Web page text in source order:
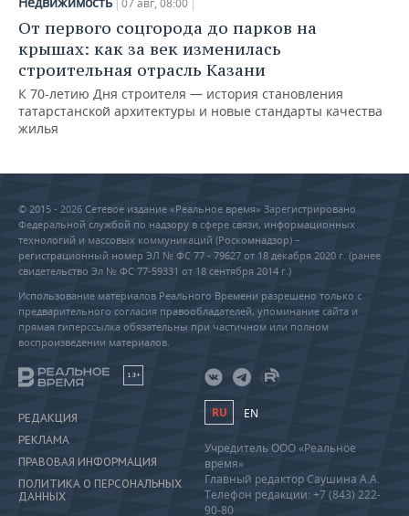
07 авг, 08:00
От первого соцгорода до парков на
крышах: как за век изменилась
строительная отрасль Казани
К 70-летию Дня строителя — история становления
татарстанской архитектуры и новые стандарты качества
жилья
© 2015 - 2026 Сетевое издание «Реальное время» Зарегистрировано
Федеральной службой по надзору в сфере связи, информационных
технологий и массовых коммуникаций (Роскомнадзор) –
регистрационный номер ЭЛ № ФС 77 - 79627 от 18 декабря 2020 г. (ранее
свидетельство Эл № ФС 77-59331 от 18 сентября 2014 г.)
Использование материалов Реального Времени разрешено только с
предварительного согласия правообладателей, упоминание сайта и
прямая гиперссылка обязательны при частичном или полном
воспроизведении материалов.
18+
РЕДАКЦИЯ
РЕКЛАМА
ПРАВОВАЯ ИНФОРМАЦИЯ
ПОЛИТИКА О ПЕРСОНАЛЬНЫХ
ДАННЫХ
RU EN
Учредитель ООО «Реальное
время»
Главный редактор Саушина А.А.
Телефон редакции: +7 (843) 222-
90-80